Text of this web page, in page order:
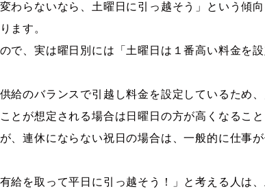
わらないなら、土曜日に引っ越そう」という傾向
ます。
で、実は曜日別には「土曜日は１番高い料金を
給のバランスで引越し料金を設定しているため
とが想定される場合は日曜日の方が高くなること
、連休にならない祝日の場合は、一般的に仕事
給を取って平日に引っ越そう！」と考える人は